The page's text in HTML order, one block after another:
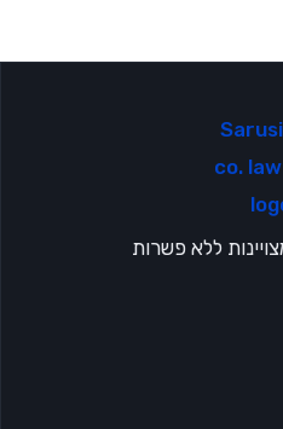
ללא פשרות